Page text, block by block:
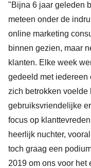
"Bijna 6 jaar geleden
meteen onder de
online marketing
binnen gezien, maar
klanten. Elke week
gedeeld met iedereen
zich betrokken voelde
gebruiksvriendelijke
focus op
heerlijk nuchter,
toch graag een
2019 om ons voor het